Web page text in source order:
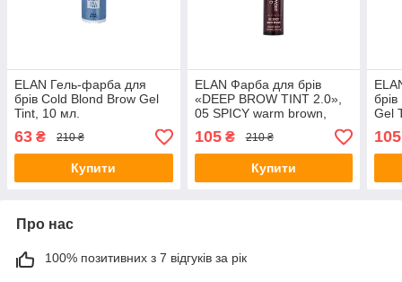
ELAN Гель-фарба для
брів Cold Blond Brow Gel
Tint, 10 мл.
63 ₴ 210 ₴
Купити
ELAN Фарба для брів
«DEEP BROW TINT 2.0»,
05 SPICY warm brown,
10мл.
105₴ 210 ₴
Купити
Gel
105
Про нас
100% позитивних з 7 відгуків за рік